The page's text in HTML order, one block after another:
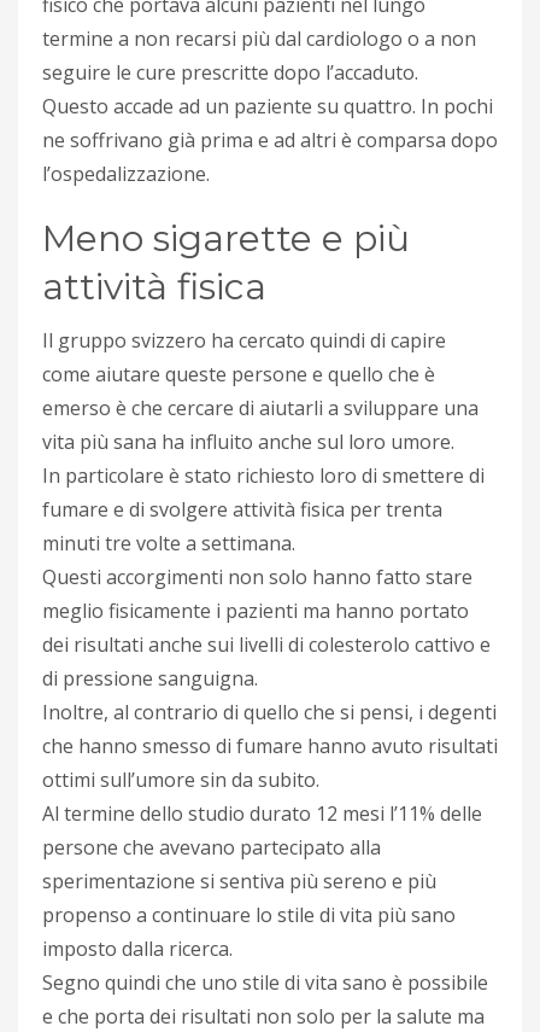
termine a non recarsi più dal cardiologo o a non
seguire le cure prescritte dopo l’accaduto.
Questo accade ad un paziente su quattro. In pochi
ne soffrivano già prima e ad altri è comparsa dopo
l’ospedalizzazione.
Meno sigarette e più
attività fisica
Il gruppo svizzero ha cercato quindi di capire
come aiutare queste persone e quello che è
emerso è che cercare di aiutarli a sviluppare una
vita più sana ha influito anche sul loro umore.
In particolare è stato richiesto loro di smettere di
fumare e di svolgere attività fisica per trenta
minuti tre volte a settimana.
Questi accorgimenti non solo hanno fatto stare
meglio fisicamente i pazienti ma hanno portato
dei risultati anche sui livelli di colesterolo cattivo e
di pressione sanguigna.
Inoltre, al contrario di quello che si pensi, i degenti
che hanno smesso di fumare hanno avuto risultati
ottimi sull’umore sin da subito.
Al termine dello studio durato 12 mesi l’11% delle
persone che avevano partecipato alla
sperimentazione si sentiva più sereno e più
propenso a continuare lo stile di vita più sano
imposto dalla ricerca.
Segno quindi che uno stile di vita sano è possibile
e che porta dei risultati non solo per la salute ma